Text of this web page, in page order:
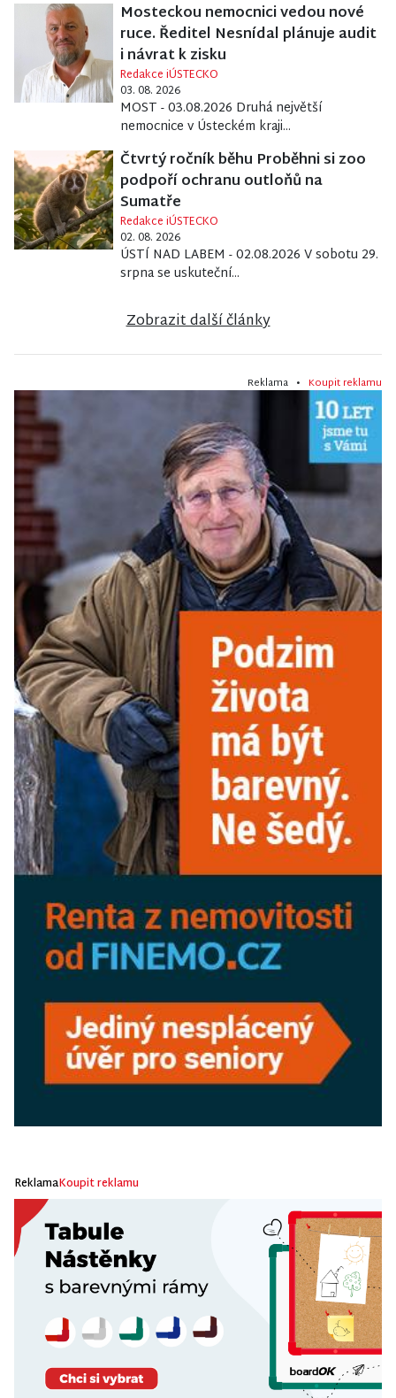
Mosteckou nemocnici vedou nové
ruce. Ředitel Nesnídal plánuje audit
i návrat k zisku
Redakce iÚSTECKO
03. 08. 2026
MOST - 03.08.2026 Druhá největší
nemocnice v Ústeckém kraji...
Čtvrtý ročník běhu Proběhni si zoo
podpoří ochranu outloňů na
Sumatře
Redakce iÚSTECKO
02. 08. 2026
ÚSTÍ NAD LABEM - 02.08.2026 V sobotu 29.
srpna se uskuteční...
Zobrazit další články
Reklama • Koupit reklamu
ReklamaKoupit reklamu